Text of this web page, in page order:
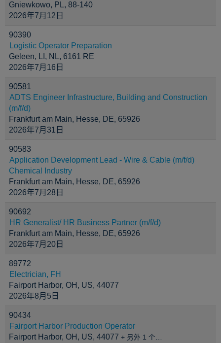
Gniewkowo, PL, 88-140
2026年7月12日
90390
Logistic Operator Preparation
Geleen, LI, NL, 6161 RE
2026年7月16日
90581
ADTS Engineer Infrastructure, Building and Construction
(m/f/d)
Frankfurt am Main, Hesse, DE, 65926
2026年7月31日
90583
Application Development Lead - Wire & Cable (m/f/d)
Chemical Industry
Frankfurt am Main, Hesse, DE, 65926
2026年7月28日
90692
HR Generalist/ HR Business Partner (m/f/d)
Frankfurt am Main, Hesse, DE, 65926
2026年7月20日
89772
Electrician, FH
Fairport Harbor, OH, US, 44077
2026年8月5日
90434
Fairport Harbor Production Operator
Fairport Harbor, OH, US, 44077 + 另外 1 个…